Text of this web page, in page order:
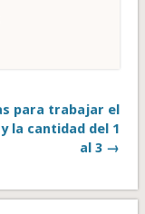
para trabajar el
la cantidad del 1
al 3 →